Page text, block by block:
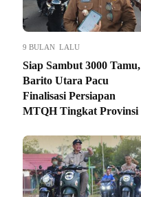
9 BULAN LALU
Siap Sambut 3000 Tamu,
Barito Utara Pacu
Finalisasi Persiapan
MTQH Tingkat Provinsi